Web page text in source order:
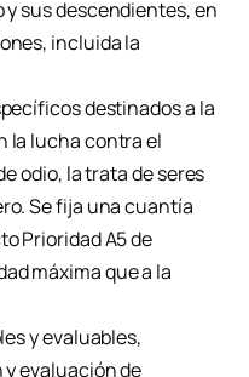
sus descendientes, en
incluida la
destinados a la
la lucha contra el
odio, la trata de seres
Se fija una cuantía
Prioridad A5 de
máxima que a la
y evaluables,
evaluación de